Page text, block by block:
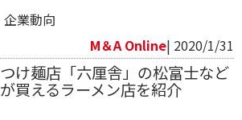
企業動向
M＆A Online| 2020/1/31
つけ麺店「六厘舎」の松富士など
が買えるラーメン店を紹介